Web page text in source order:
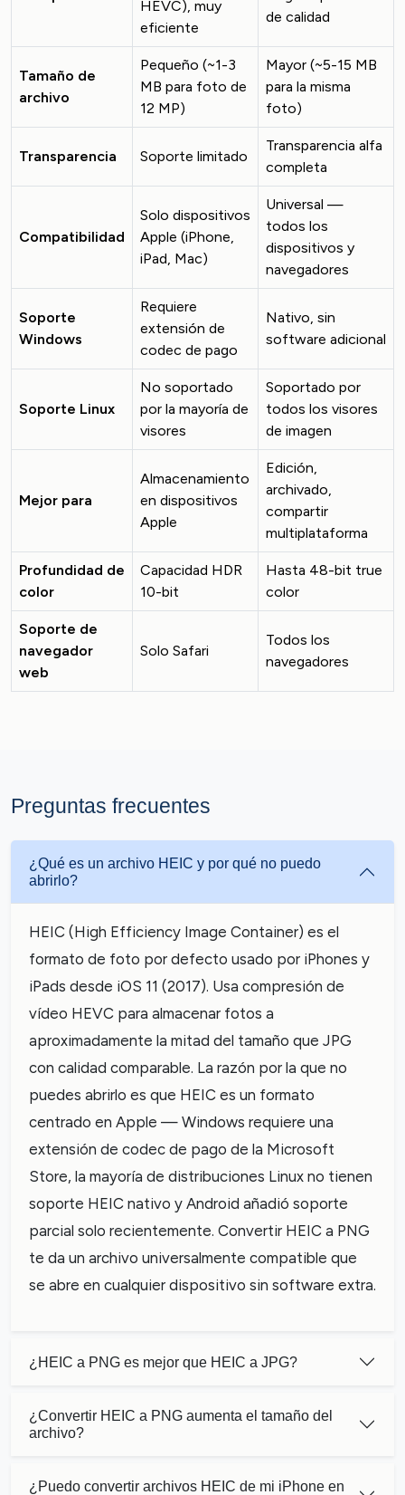
HEVC), muy
eficiente
de calidad
Tamaño de
archivo
Pequeño (~1-3
MB para foto de
12 MP)
Mayor (~5-15 MB
para la misma
foto)
Transparencia Soporte limitado
Transparencia alfa
completa
Compatibilidad
Solo dispositivos
Apple (iPhone,
iPad, Mac)
Universal —
todos los
dispositivos y
navegadores
Soporte
Windows
Requiere
extensión de
codec de pago
Nativo, sin
software adicional
Soporte Linux
No soportado
por la mayoría de
visores
Soportado por
todos los visores
de imagen
Mejor para
Almacenamiento
en dispositivos
Apple
Edición,
archivado,
compartir
multiplataforma
Profundidad de
color
Capacidad HDR
10-bit
Hasta 48-bit true
color
Soporte de
navegador
web
Solo Safari
Todos los
navegadores
Preguntas frecuentes
¿Qué es un archivo HEIC y por qué no puedo
abrirlo?
HEIC (High Efficiency Image Container) es el
formato de foto por defecto usado por iPhones y
iPads desde iOS 11 (2017). Usa compresión de
vídeo HEVC para almacenar fotos a
aproximadamente la mitad del tamaño que JPG
con calidad comparable. La razón por la que no
puedes abrirlo es que HEIC es un formato
centrado en Apple — Windows requiere una
extensión de codec de pago de la Microsoft
Store, la mayoría de distribuciones Linux no tienen
soporte HEIC nativo y Android añadió soporte
parcial solo recientemente. Convertir HEIC a PNG
te da un archivo universalmente compatible que
se abre en cualquier dispositivo sin software extra.
¿HEIC a PNG es mejor que HEIC a JPG?
¿Convertir HEIC a PNG aumenta el tamaño del
archivo?
¿Puedo convertir archivos HEIC de mi iPhone en